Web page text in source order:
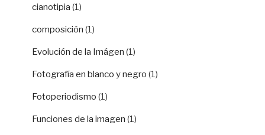
cianotipia (1)
composición (1)
Evolución de la Imágen (1)
Fotografía en blanco y negro (1)
Fotoperiodismo (1)
Funciones de la imagen (1)